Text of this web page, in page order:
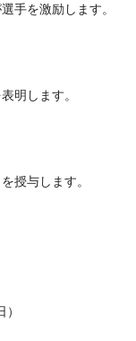
手を激励します。
明します。
授与します。